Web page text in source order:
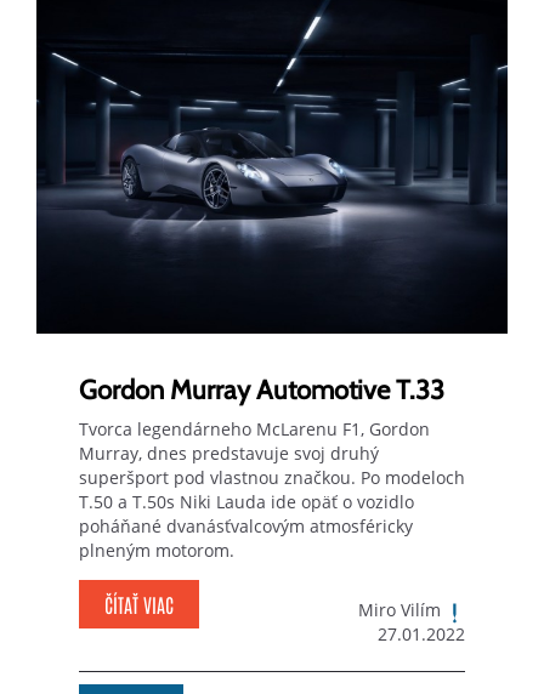
Gordon Murray Automotive T.33
Tvorca legendárneho McLarenu F1, Gordon
Murray, dnes predstavuje svoj druhý
superšport pod vlastnou značkou. Po modeloch
T.50 a T.50s Niki Lauda ide opäť o vozidlo
poháňané dvanásťvalcovým atmosféricky
plneným motorom.
ČÍTAŤ VIAC
Miro Vilím
27.01.2022